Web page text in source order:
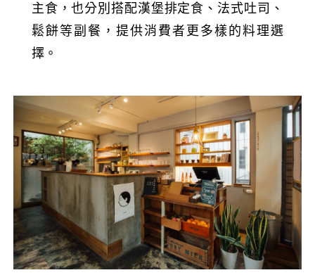
主食，也分別搭配漢堡排定食、法式吐司、
鬆餅等副餐，提供消費者更多樣的料理選
擇。